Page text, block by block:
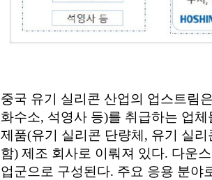
중국 유기 실리콘 산업의 업스트림
화수소, 석영사 등)를 취급하는 업
제품(유기 실리콘 단량체, 유기 실
함) 제조 회사로 이뤄져 있다. 다운
업군으로 구성된다. 주요 응용 분